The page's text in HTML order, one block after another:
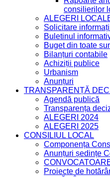
consilierilor
ALEGERI
Solicitare
Buletinul
Buget din toate
Bilanțuri contabile
Achiziții publice
Urbanism
Anunțuri
TRANSPARENȚĂ
Agendă publică
Transparența
ALEGERI 2024
ALEGERI 2025
CONSILIUL LOCAL
Componența
Anunțuri ședințe
Proiecte de